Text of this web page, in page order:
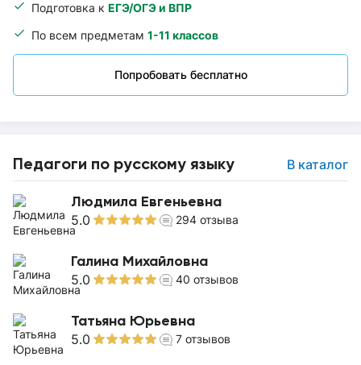
Подготовка к ЕГЭ/ОГЭ и ВПР
По всем предметам 1-11 классов
Попробовать бесплатно
Педагоги по русскому языку В каталог
Людмила Евгеньевна
5.0 294 отзыва
Галина Михайловна
5.0 40 отзывов
Татьяна Юрьевна
5.0 7 отзывов